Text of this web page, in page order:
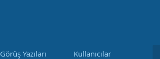
Görüş Yazıları Kullanıcılar